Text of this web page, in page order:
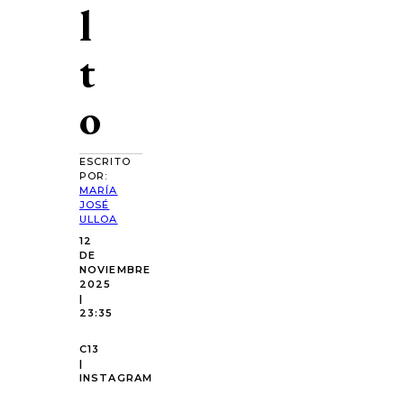
l
t
o
ESCRITO
POR:
MARÍA
JOSÉ
ULLOA
12
DE
NOVIEMBRE
2025
|
23:35
C13
|
INSTAGRAM